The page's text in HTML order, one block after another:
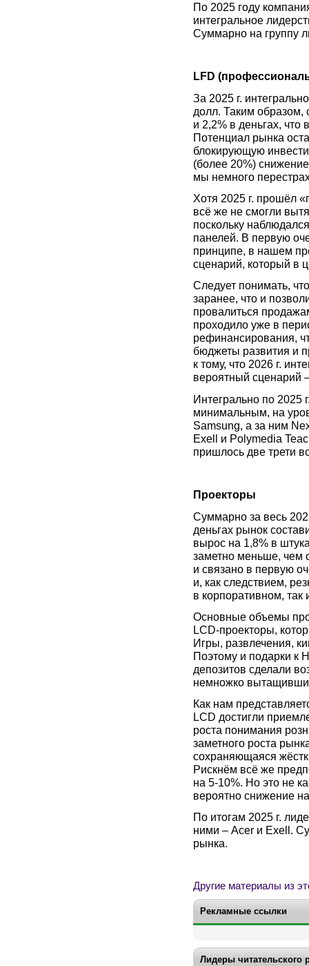
По 2025 году
интегральное
Суммарно на группу
LFD
За 2025 г.
долл. Таким образом,
и 2,2% в деньгах, что
Потенциал рынка
блокирующую
(более 20%)
мы немного
Хотя 2025 г. прошёл
всё же не смогли
поскольку
панелей. В первую
принципе, в нашем
сценарий, который в
Следует понимать,
заранее, что и
провалиться
проходило уже в
рефинансирования,
бюджеты развития и
к тому, что 2026 г.
вероятный сценарий
Интегрально по 2025
минимальным, на
Samsung, а за ним
Exell и Polymedia
пришлось две трети
Проекторы
Суммарно за весь
деньгах рынок
вырос на 1,8% в
заметно меньше, чем
и связано в первую
и, как следствием,
в корпоративном, так
Основные объемы
LCD-проекторы,
Игры, развлечения,
Поэтому и подарки к
депозитов сделали
немножко
Как нам
LCD достигли
роста понимания
заметного роста
сохраняющаяся
Рискнём всё же
на 5-10%. Но это не
вероятно снижение
По итогам 2025 г.
ними – Acer и Exell.
рынка.
Другие материалы из
Рекламные ссылки
Лидеры читательского